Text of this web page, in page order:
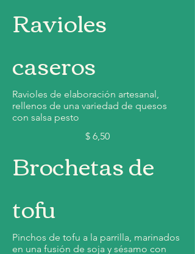
Ravioles
caseros
Ravioles de elaboración artesanal,
rellenos de una variedad de quesos
con salsa pesto
$ 6,50
Brochetas de
tofu
Pinchos de tofu a la parrilla, marinados
en una fusión de soja y sésamo con